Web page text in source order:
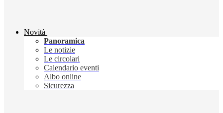
Novità
Panoramica
Le notizie
Le circolari
Calendario eventi
Albo online
Sicurezza